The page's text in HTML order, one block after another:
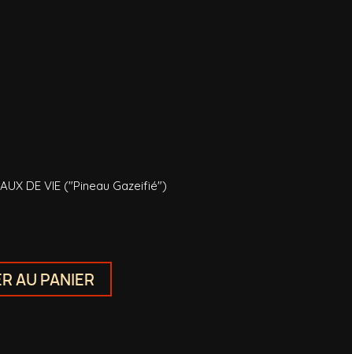
DE VIE ("Pineau Gazeifié")
AU PANIER